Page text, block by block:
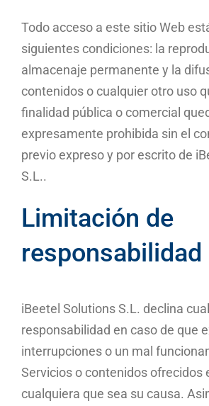
Todo acceso a este sitio Web
siguientes condiciones: la
almacenaje permanente y la
contenidos o cualquier otro uso
finalidad pública o comercial
expresamente prohibida sin el
previo expreso y por escrito de
S.L..
Limitación de
responsabilidad
iBeetel Solutions S.L. declina
responsabilidad en caso de que
interrupciones o un mal
Servicios o contenidos ofrecidos
cualquiera que sea su causa.